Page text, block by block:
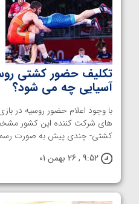
تکلیف حضور کشتی
آسیایی چه می شود؟
با وجود اعلام حضور روسیه در
های شرکت کننده این کشور
کشتی- چندی پیش به صورت
9:52 , 26 بهمن 01